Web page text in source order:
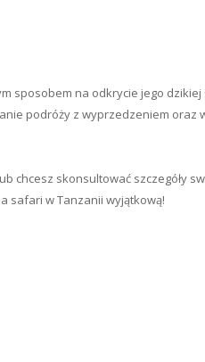
sposobem na odkrycie jego
podróży z wyprzedzeniem oraz
chcesz skonsultować szczegóły
safari w Tanzanii wyjątkową!